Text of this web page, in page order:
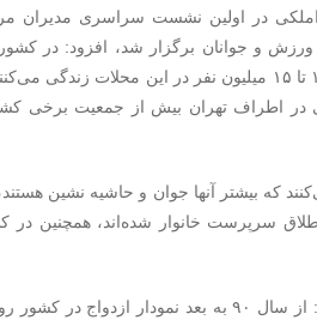
در اولین نشست سراسری مدیران
داریم که در این محلات آسیب‌های اجتماعی زیاد است و ۱۱ تا ۱۵ میلیون نفر
اطراف تهران بیش از جمعیت برخی
صبحی با اشاره به وضعیت ازدواج و طلاق در کشور گفت: از سال ۹۰